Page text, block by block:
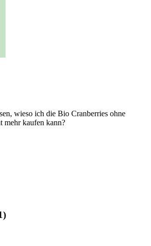
wieso ich die Bio Cranberries ohne
mehr kaufen kann?
)